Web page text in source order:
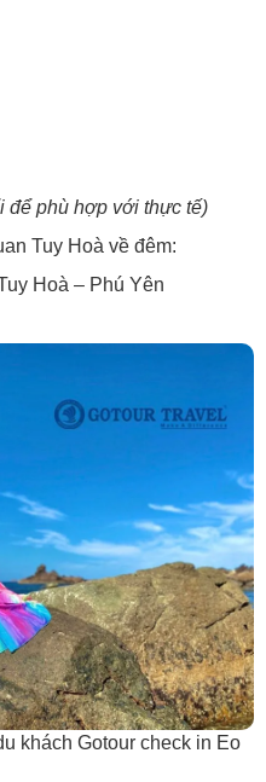
để phù hợp với thực tế)
Tuy Hoà về đêm:
Hoà – Phú Yên
khách Gotour check in Eo